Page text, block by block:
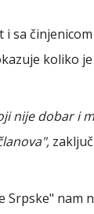
i sa
koliko
nije dobar i
Srpske"